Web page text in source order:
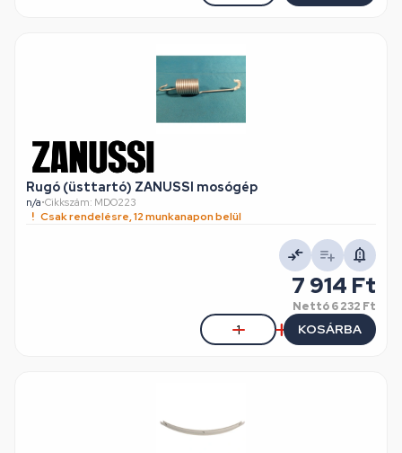
Rugó (üsttartó) ZANUSSI mosógép
n/a•Cikkszám: MDO223
Csak rendelésre, 12 munkanapon belül
7 914 Ft
Nettó6 232 Ft
KOSÁRBA